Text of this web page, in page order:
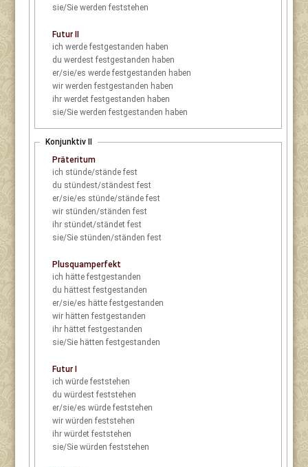
sie/Sie werden feststehen
Futur II
ich
werde festgestanden haben
du
werdest festgestanden haben
er/sie/es
werde festgestanden haben
wir
werden festgestanden haben
ihr
werdet festgestanden haben
sie/Sie
werden festgestanden haben
Konjunktiv II
Präteritum
ich stünde/stände fest
du stündest/ständest fest
er/sie/es stünde/stände fest
wir stünden/ständen fest
ihr stündet/ständet fest
sie/Sie stünden/ständen fest
Plusquamperfekt
ich hätte festgestanden
du hättest festgestanden
er/sie/es hätte festgestanden
wir hätten festgestanden
ihr hättet festgestanden
sie/Sie hätten festgestanden
Futur I
ich würde feststehen
du würdest feststehen
er/sie/es würde feststehen
wir würden feststehen
ihr würdet feststehen
sie/Sie würden feststehen